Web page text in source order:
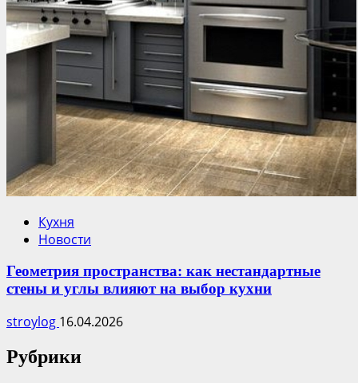
Кухня
Новости
Геометрия пространства: как нестандартные
стены и углы влияют на выбор кухни
stroylog 16.04.2026
Рубрики